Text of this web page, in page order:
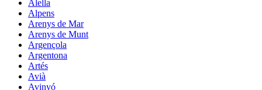
Alella
Alpens
Arenys de Mar
Arenys de Munt
Argençola
Argentona
Artés
Avià
Avinyó